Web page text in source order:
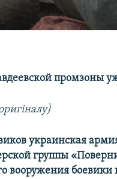
промзоны
украинская
группы
вооружения боевики